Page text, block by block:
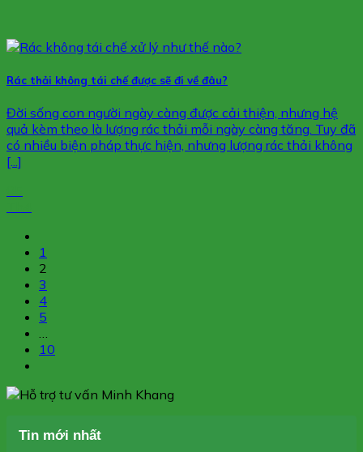
Rác thải không tái chế được sẽ đi về đâu?
Đời sống con người ngày càng được cải thiện, nhưng hệ
quả kèm theo là lượng rác thải mỗi ngày càng tăng. Tuy đã
có nhiều biện pháp thực hiện, nhưng lượng rác thải không
[...]
1
2
3
4
5
10
Tin mới nhất